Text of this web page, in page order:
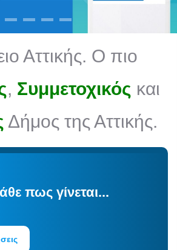
Αττικής. Ο πιο
, Συμμετοχικός και
Δήμος της Αττικής.
πως γίνεται...